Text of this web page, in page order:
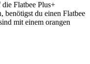
die Flatbee Plus+
benötigst du einen Flatbee
mit einem orangen